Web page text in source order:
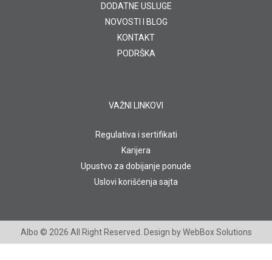
DODATNE USLUGE
NOVOSTI I BLOG
KONTAKT
PODRŠKA
VAŽNI LINKOVI
Regulativa i sertifikati
Karijera
Upustvo za dobijanje ponude
Uslovi korišćenja sajta
Albo © 2026 All Right Reserved. Design byWebBox Solutions